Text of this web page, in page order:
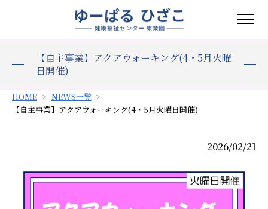
【自主事業】アクアウォーキング(4・5月火曜
日開催)
HOME
NEWS一覧
【自主事業】アクアウォーキング(4・5月火曜日開催)
2026/02/21